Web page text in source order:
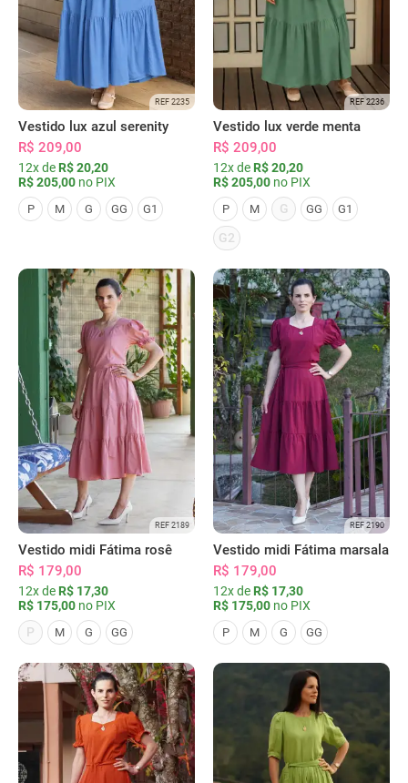
REF 2235
Vestido lux azul serenity
R$ 209,00
12x de R$ 20,20
R$ 205,00 no PIX
P M G GG G1
REF 2236
Vestido lux verde menta
R$ 209,00
12x de R$ 20,20
R$ 205,00 no PIX
P M G GG G1
G2
REF 2189
Vestido midi Fátima rosê
R$ 179,00
12x de R$ 17,30
R$ 175,00 no PIX
P
M G GG
REF 2190
Vestido midi Fátima marsala
R$ 179,00
12x de R$ 17,30
R$ 175,00 no PIX
P M G GG